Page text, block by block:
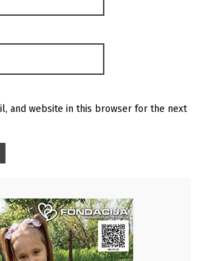
and website in this browser for the next